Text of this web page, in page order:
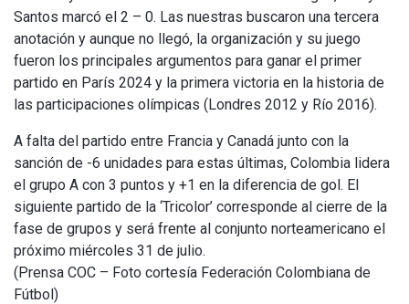
Santos marcó el 2 – 0. Las nuestras buscaron una tercera
anotación y aunque no llegó, la organización y su juego
fueron los principales argumentos para ganar el primer
partido en París 2024 y la primera victoria en la historia de
las participaciones olímpicas (Londres 2012 y Río 2016).
A falta del partido entre Francia y Canadá junto con la
sanción de -6 unidades para estas últimas, Colombia lidera
el grupo A con 3 puntos y +1 en la diferencia de gol. El
siguiente partido de la ‘Tricolor’ corresponde al cierre de la
fase de grupos y será frente al conjunto norteamericano el
próximo miércoles 31 de julio.
(Prensa COC – Foto cortesía Federación Colombiana de
Fútbol)